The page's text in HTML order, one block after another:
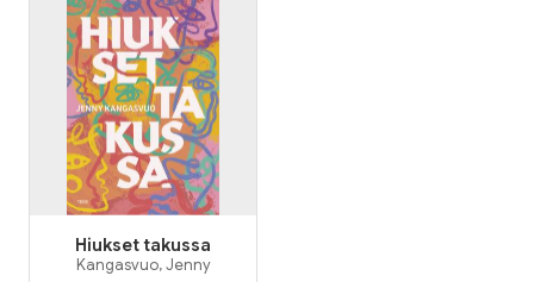
Hiukset takussa
Kangasvuo, Jenny